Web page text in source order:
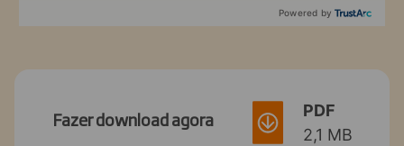
Powered by
Fazer download agora
PDF
2,1 MB